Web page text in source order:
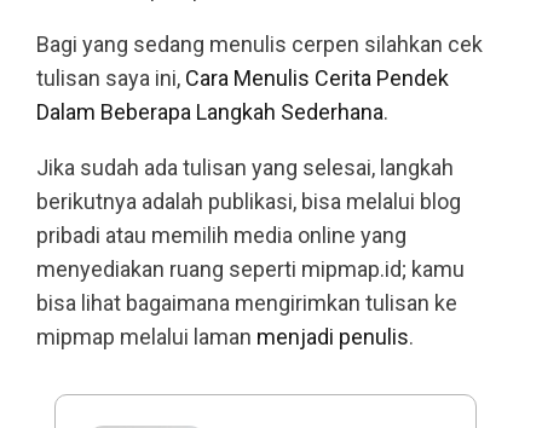
Bagi yang sedang menulis cerpen silahkan cek
tulisan saya ini, Cara Menulis Cerita Pendek
Dalam Beberapa Langkah Sederhana.
Jika sudah ada tulisan yang selesai, langkah
berikutnya adalah publikasi, bisa melalui blog
pribadi atau memilih media online yang
menyediakan ruang seperti mipmap.id; kamu
bisa lihat bagaimana mengirimkan tulisan ke
mipmap melalui laman menjadi penulis.